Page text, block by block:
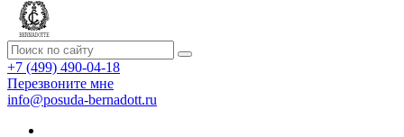
+7 (499) 490-04-18
Перезвоните мне
info@posuda-bernadott.ru